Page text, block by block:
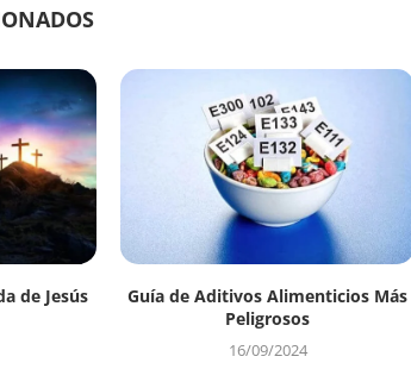
de Jesús
Guía de Aditivos Alimenticios Más
Peligrosos
16/09/2024